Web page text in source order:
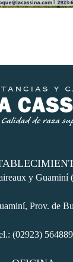
y
Prov. de
(02923) 564889